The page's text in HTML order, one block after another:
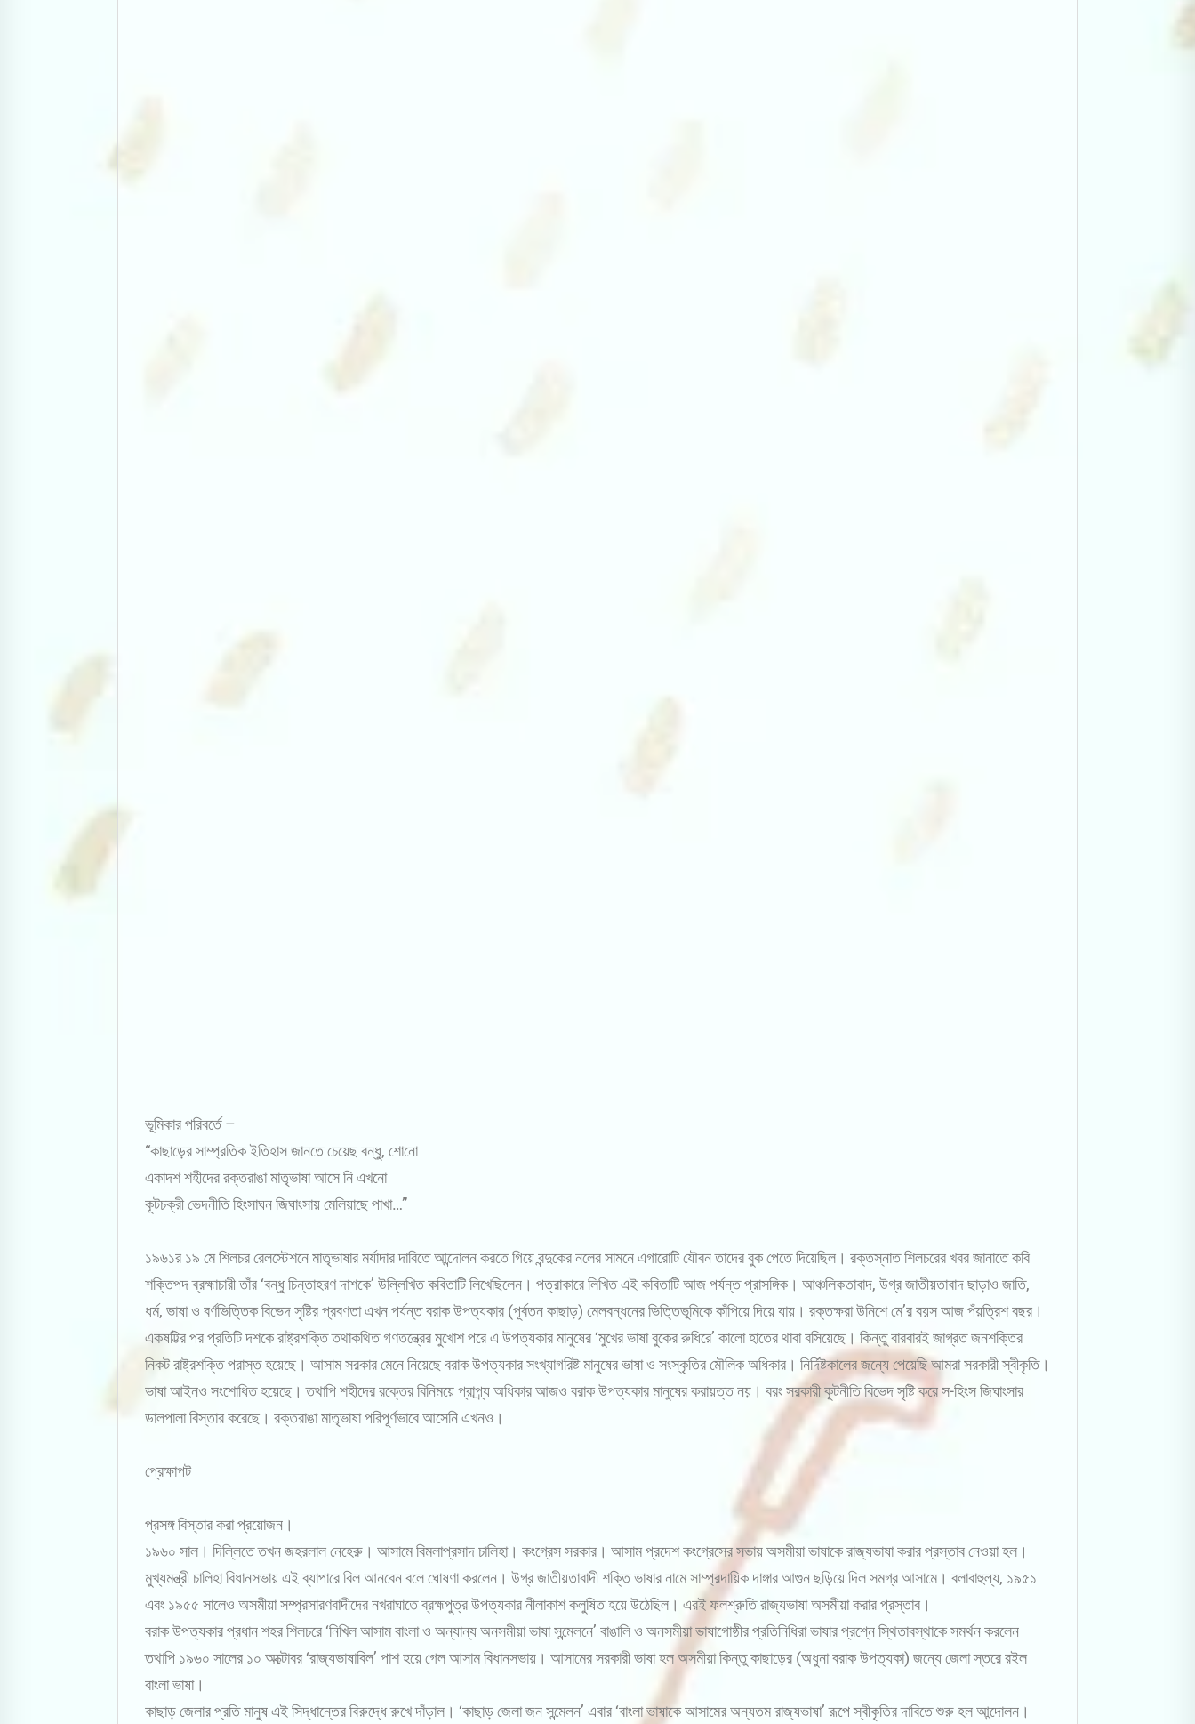
ভূমিকার পরিবর্তে –
“কাছাড়ের সাম্প্রতিক ইতিহাস জানতে চেয়েছ বন্ধু, শোনো
একাদশ শহীদের রক্তরাঙা মাতৃভাষা আসে নি এখনো
কূটচক্রী ভেদনীতি হিংসাঘন জিঘাংসায় মেলিয়াছে পাখা…”
১৯৬১র ১৯ মে শিলচর রেলস্টেশনে মাতৃভাষার মর্যাদার দাবিতে আন্দোলন করতে গিয়ে বন্দুকের নলের সামনে এগারোটি যৌবন তাদের বুক পেতে দিয়েছিল। রক্তস্নাত শিলচরের খবর জানাতে কবি
শক্তিপদ ব্রহ্মাচারী তাঁর ‘বন্ধু চিন্তাহরণ দাশকে’ উল্লিখিত কবিতাটি লিখেছিলেন। পত্রাকারে লিখিত এই কবিতাটি আজ পর্যন্ত প্রাসঙ্গিক। আঞ্চলিকতাবাদ, উগ্র জাতীয়তাবাদ ছাড়াও জাতি,
ধর্ম, ভাষা ও বর্ণভিত্তিক বিভেদ সৃষ্টির প্রবণতা এখন পর্যন্ত বরাক উপত্যকার (পূর্বতন কাছাড়) মেলবন্ধনের ভিত্তিভূমিকে কাঁপিয়ে দিয়ে যায়। রক্তক্ষরা উনিশে মে’র বয়স আজ পঁয়ত্রিশ বছর।
একষট্টির পর প্রতিটি দশকে রাষ্ট্রশক্তি তথাকথিত গণতন্ত্রের মুখোশ পরে এ উপত্যকার মানুষের ‘মুখের ভাষা বুকের রুধিরে’ কালো হাতের থাবা বসিয়েছে। কিন্তু বারবারই জাগ্রত জনশক্তির
নিকট রাষ্ট্রশক্তি পরাস্ত হয়েছে। আসাম সরকার মেনে নিয়েছে বরাক উপত্যকার সংখ্যাগরিষ্ট মানুষের ভাষা ও সংস্কৃতির মৌলিক অধিকার। নির্দিষ্টকালের জন্যে পেয়েছি আমরা সরকারী স্বীকৃতি।
ভাষা আইনও সংশোধিত হয়েছে। তথাপি শহীদের রক্তের বিনিময়ে প্রাপ্র্য অধিকার আজও বরাক উপত্যকার মানুষের করায়ত্ত নয়। বরং সরকারী কূটনীতি বিভেদ সৃষ্টি করে স-হিংস জিঘাংসার
ডালপালা বিস্তার করেছে। রক্তরাঙা মাতৃভাষা পরিপূর্ণভাবে আসেনি এখনও।
প্রেক্ষাপট
প্রসঙ্গ বিস্তার করা প্রয়োজন।
১৯৬০ সাল। দিল্লিতে তখন জহরলাল নেহেরু। আসামে বিমলাপ্রসাদ চালিহা। কংগ্রেস সরকার। আসাম প্রদেশ কংগ্রেসের সভায় অসমীয়া ভাষাকে রাজ্যভাষা করার প্রস্তাব নেওয়া হল।
মুখ্যমন্ত্রী চালিহা বিধানসভায় এই ব্যাপারে বিল আনবেন বলে ঘোষণা করলেন। উগ্র জাতীয়তাবাদী শক্তি ভাষার নামে সাম্প্রদায়িক দাঙ্গার আগুন ছড়িয়ে দিল সমগ্র আসামে। বলাবাহুল্য, ১৯৫১
এবং ১৯৫৫ সালেও অসমীয়া সম্প্রসারণবাদীদের নখরাঘাতে ব্রহ্মপুত্র উপত্যকার নীলাকাশ কলুষিত হয়ে উঠেছিল। এরই ফলশ্রুতি রাজ্যভাষা অসমীয়া করার প্রস্তাব।
বরাক উপত্যকার প্রধান শহর শিলচরে ‘নিখিল আসাম বাংলা ও অন্যান্য অনসমীয়া ভাষা সন্মেলনে’ বাঙালি ও অনসমীয়া ভাষাগোষ্ঠীর প্রতিনিধিরা ভাষার প্রশ্নে স্থিতাবস্থাকে সমর্থন করলেন
তথাপি ১৯৬০ সালের ১০ অক্টোবর ‘রাজ্যভাষাবিল’ পাশ হয়ে গেল আসাম বিধানসভায়। আসামের সরকারী ভাষা হল অসমীয়া কিন্তু কাছাড়ের (অধুনা বরাক উপত্যকা) জন্যে জেলা স্তরে রইল
বাংলা ভাষা।
কাছাড় জেলার প্রতি মানুষ এই সিদ্ধান্তের বিরুদ্ধে রুখে দাঁড়াল। ‘কাছাড় জেলা জন সন্মেলন’ এবার ‘বাংলা ভাষাকে আসামের অন্যতম রাজ্যভাষা’ রূপে স্বীকৃতির দাবিতে শুরু হল আন্দোলন।